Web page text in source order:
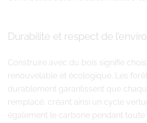
Durabilité et respect de
Construire avec du bois signifie
renouvelable et écologique. Les
durablement garantissent que
remplacé, créant ainsi un cycle
également le carbone pendant